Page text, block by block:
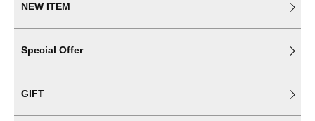
NEW ITEM
Special Offer
GIFT